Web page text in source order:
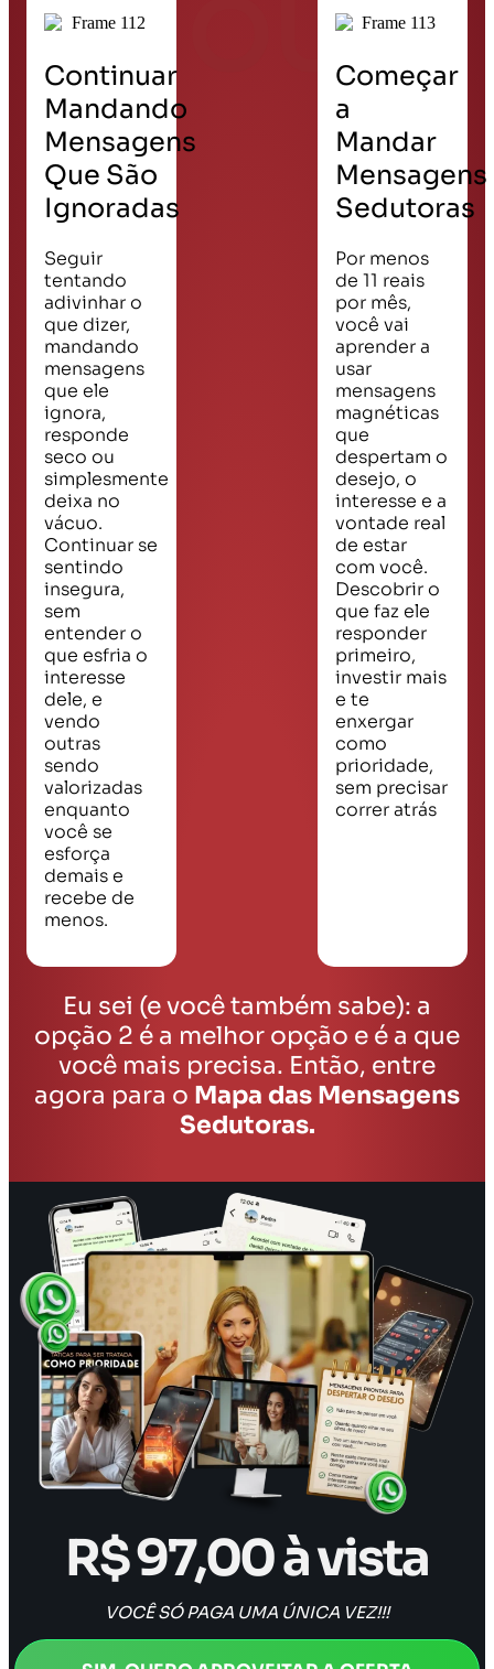
Continuar
Mandando
Mensagens
Que São
Ignoradas
Seguir
tentando
adivinhar o
que dizer,
mandando
mensagens
que ele
ignora,
responde
seco ou
simplesmente
deixa no
vácuo.
Continuar se
sentindo
insegura,
sem
entender o
que esfria o
interesse
dele, e
vendo
outras
sendo
valorizadas
enquanto
você se
esforça
demais e
recebe de
menos.
OUComeçar
a
Mandar
Mensagens
Sedutoras
Por menos
de 11 reais
por mês,
você vai
aprender a
usar
mensagens
magnéticas
que
despertam o
desejo, o
interesse e a
vontade real
de estar
com você.
Descobrir o
que faz ele
responder
primeiro,
investir mais
e te
enxergar
como
prioridade,
sem precisar
correr atrás
Eu sei (e você também sabe): a
opção 2 é a melhor opção e é a que
você mais precisa. Então, entre
agora para o Mapa das Mensagens
Sedutoras.
R$ 97,00 à vista
VOCÊ SÓ PAGA UMA ÚNICA VEZ!!!